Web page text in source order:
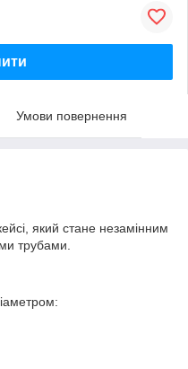
Умови повернення
який стане незамінним
трубами.